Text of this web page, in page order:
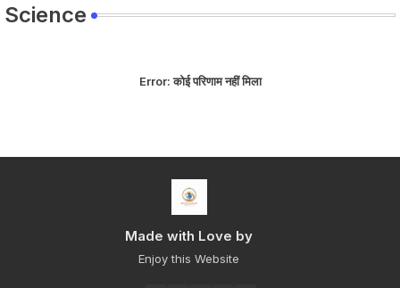
Science
Error:कोई परिणाम नहीं मिला
Made with Love by
Enjoy this Website